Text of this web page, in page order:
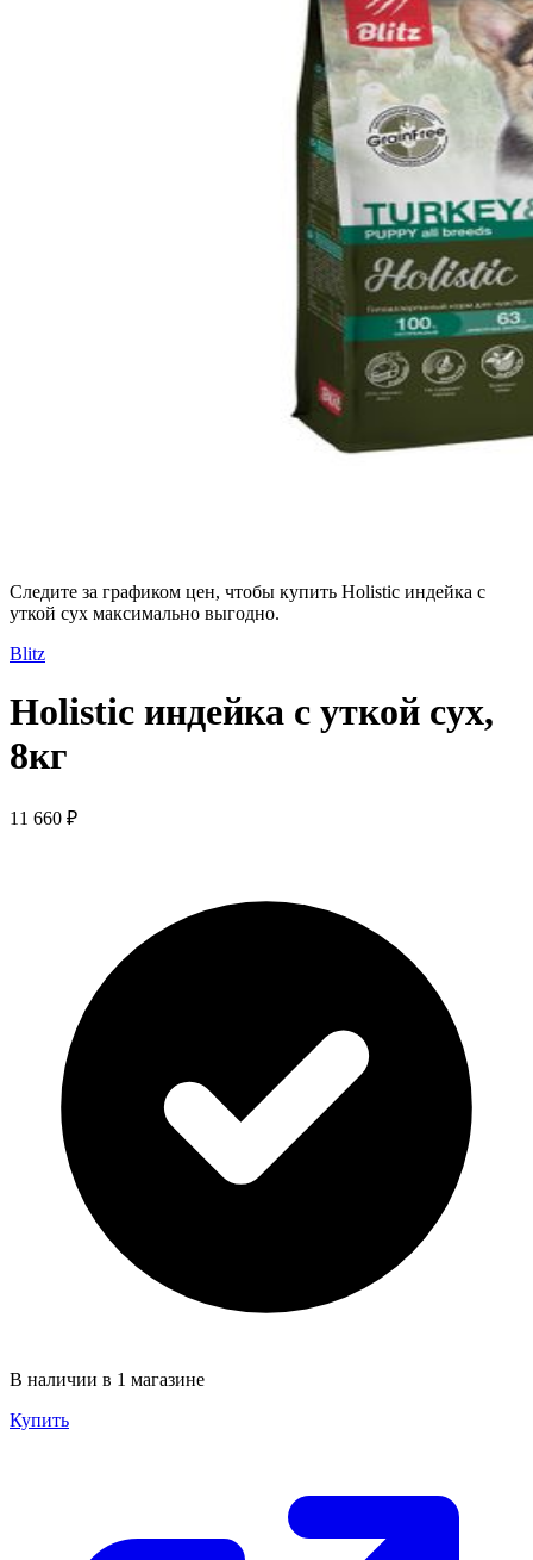
Следите за графиком цен, чтобы купить Holistic индейка с
уткой сух максимально выгодно.
Blitz
Holistic индейка с уткой сух,
8кг
11 660 ₽
В наличии в 1 магазине
Купить